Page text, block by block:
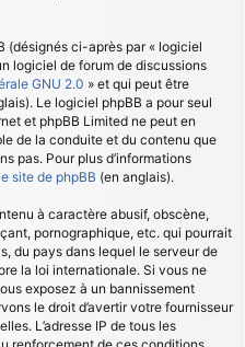
(désignés ci-après par « logiciel
logiciel de forum de discussions
GNU 2.0 » et qui peut être
Le logiciel phpBB a pour seul
et phpBB Limited ne peut en
de la conduite et du contenu que
pas. Pour plus d’informations
le site de phpBB (en anglais).
à caractère abusif, obscène,
pornographique, etc. qui pourrait
du pays dans lequel le serveur de
la loi internationale. Si vous ne
exposez à un bannissement
le droit d’avertir votre fournisseur
L’adresse IP de tous les
renforcement de ces conditions.